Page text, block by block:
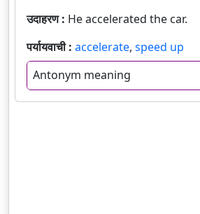
उदाहरण : He accelerated the car.
पर्यायवाची : accelerate, speed up
Antonym meaning